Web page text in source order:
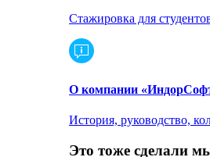
Стажировка для
О компании
История, руководство,
Это тоже сделали